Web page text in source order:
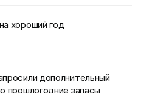
хороший год
дополнительный
прошлогодние запасы